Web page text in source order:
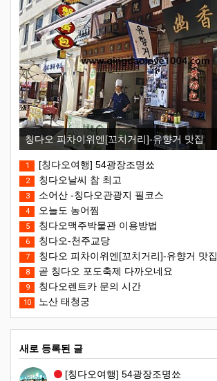
칭다오 피차이위엔[꼬치거리]-유향거 맛집
1 [칭다오여행] 54광장조명쑈
2 칭다오날씨 참 최고
3 소어산 -칭다오관광지 필코스
4 오늘도 농어찜
5 칭다오맥주박물관 이용방법
6 칭다오-천주교당
7 칭다오 피차이위엔[꼬치거리]-유향거 맛집
8 곧 칭다오 포도축제 다까오네요
9 칭다오렌트카 문의 시간
10 노산 태청궁
새로 등록된 글
[칭다오여행] 54광장조명쑈